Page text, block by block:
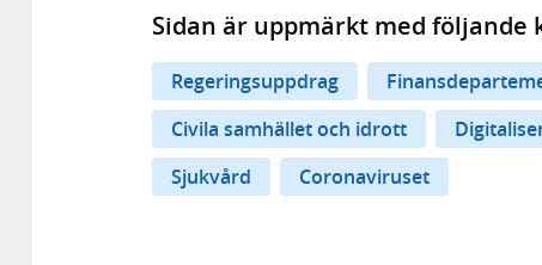
Sidan är uppmärkt med följande
Regeringsuppdrag
Civila samhället och idrott
Sjukvård
Coronaviruset